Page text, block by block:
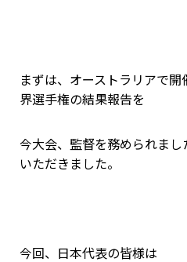
まずは、 オーストラリアで
界選手権の結果報告を
今大会、監督を務められま
いただきました。
今回、日本代表の皆様は